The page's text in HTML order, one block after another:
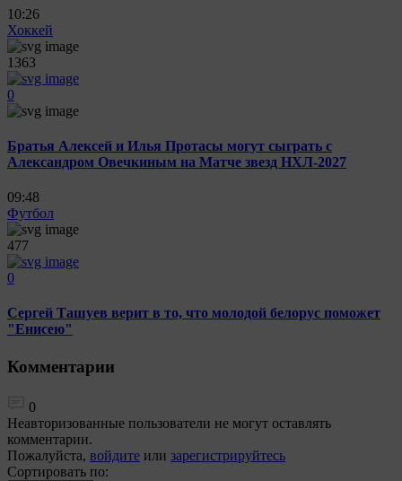
10:26
Хоккей
1363
0
Братья Алексей и Илья Протасы могут сыграть с
Александром Овечкиным на Матче звезд НХЛ-2027
09:48
Футбол
477
0
Сергей Ташуев верит в то, что молодой белорус поможет
"Енисею"
Комментарии
0
Неавторизованные пользователи не могут оставлять
комментарии.
Пожалуйста, войдите или зарегистрируйтесь
Сортировать по: